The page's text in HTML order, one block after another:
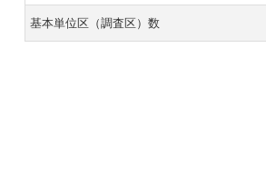
基本単位区（調査区）数